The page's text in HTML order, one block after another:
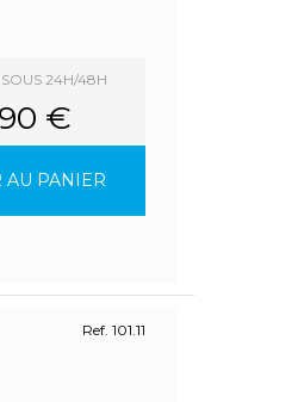
24H/48H
€
AU PANIER
Ref. 101.11